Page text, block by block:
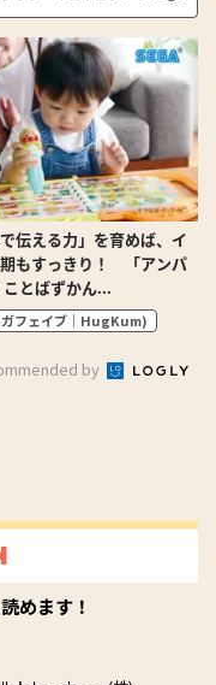
で伝える力」を育めば、イ
もすっきり！ 「アンパ
ことばずかん...
フェイブ｜HugKum)
by
めます！